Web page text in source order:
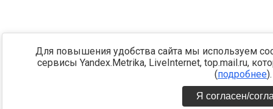
Для повышения удобства сайта мы используем
сервисы Yandex.Metrika, LiveInternet, top.mail.ru,
(подробнее).
Я согласен/